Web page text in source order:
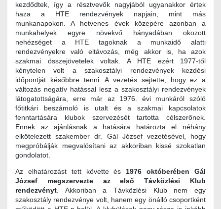
kezdődtek, így a résztvevők nagyjából ugyanakkor értek
haza a HTE rendezvények napjain, mint más
munkanapokon. A hetvenes évek közepére azonban a
munkahelyek egyre növekvő hányadában okozott
nehézséget a HTE tagoknak a munkaidő alatti
rendezvényekre való eltávozás, még akkor is, ha azok
szakmai összejövetelek voltak. A HTE ezért 1977-től
kénytelen volt a szakosztályi rendezvények kezdési
időpontját későbbre tenni. A vezetés sejtette, hogy ez a
változás negatív hatással lesz a szakosztályi rendezvények
látogatottságára, erre már az 1976. évi munkáról szóló
főtitkári beszámoló is utalt és a szakmai kapcsolatok
fenntartására klubok szervezését tartotta célszerőnek.
Ennek az ajánlásnak a hatására határozta el néhány
elkötelezett szakember dr. Gál József vezetésével, hogy
megpróbálják megvalósítani az akkoriban kissé szokatlan
gondolatot.
Az elhatározást tett követte és1976 októberében Gál
József megszervezte az első Távközlési Klub
rendezvényt. Akkoriban a Távközlési Klub nem egy
szakosztály rendezvénye volt, hanem egy önálló csoportként